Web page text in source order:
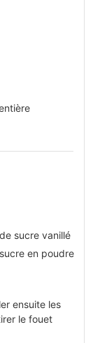
sucre vanillé
en poudre
ensuite les
le fouet